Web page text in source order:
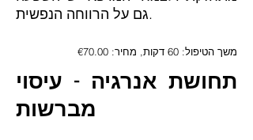
גם על הרווחה הנפשית.
משך הטיפול: 60 דקות, מחיר: €70.00
תחושת אנרגיה - עיסוי
מברשות